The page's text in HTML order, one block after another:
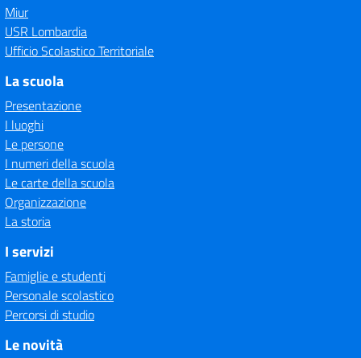
Miur
USR Lombardia
Ufficio Scolastico Territoriale
La scuola
Presentazione
I luoghi
Le persone
I numeri della scuola
Le carte della scuola
Organizzazione
La storia
I servizi
Famiglie e studenti
Personale scolastico
Percorsi di studio
Le novità